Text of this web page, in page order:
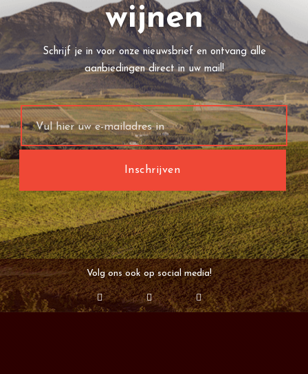
wijnen
Schrijf je in voor onze nieuwsbrief en ontvang alle
aanbiedingen direct in uw mail!
Volg ons ook op social media!